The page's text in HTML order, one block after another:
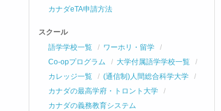
カナダeTA申請方法
スクール
語学学校一覧
ワーホリ・留学
Co-opプログラム
大学付属語学学校一覧
カレッジ一覧
(通信制)人間総合科学大学
カナダの最高学府・トロント大学
カナダの義務教育システム